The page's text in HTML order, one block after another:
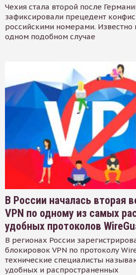
Чехия стала второй после
зафиксировали прецедент
российскими номерами.
одном подобном случае
В России началась вторая
VPN по одному из самых
удобных протоколов
В регионах России
блокировок VPN по протоколу
технические специалисты
удобных и распространенных